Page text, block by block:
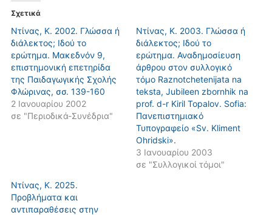
Σχετικά
Ντίνας, Κ. 2002. Γλώσσα ή
διάλεκτος; Iδού το
ερώτημα. Mακεδνόν 9,
επιστημονική επετηρίδα
της Παιδαγωγικής Σχολής
Φλώρινας, σσ. 139-160
2 Ιανουαρίου 2002
σε "Περιοδικά-Συνέδρια"
Ντίνας, Κ. 2003. Γλώσσα ή
διάλεκτος; Iδού το
ερώτημα. Αναδημοσίευση
άρθρου στον συλλογικό
τόμο Raznotchetenijata na
teksta, Jubileen zbornhik na
prof. d-r Kiril Topalov. Sofia:
Πανεπιστημιακό
Τυπογραφείο «Sv. Kliment
Ohridski».
3 Ιανουαρίου 2003
σε "Συλλογικοί τόμοι"
Ντίνας, Κ. 2025.
Προβλήματα και
αντιπαραθέσεις στην